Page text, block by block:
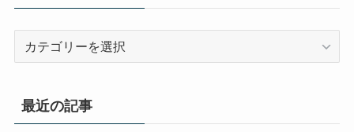
リ
最近の記事